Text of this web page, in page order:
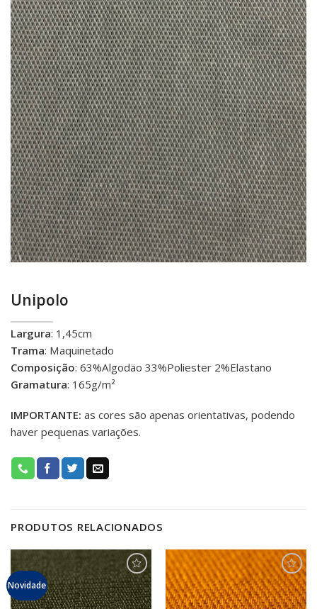
Unipolo
Largura: 1,45cm
Trama: Maquinetado
Composição: 63%Algodäo 33%Poliester 2%Elastano
Gramatura: 165g/m²
IMPORTANTE: as cores são apenas orientativas, podendo
haver pequenas variações.
PRODUTOS RELACIONADOS
Novidade
Adicionar
aos meus
favoritos
Adicionar
aos meus
favoritos